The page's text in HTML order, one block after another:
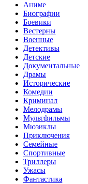
Аниме
Биографии
Боевики
Вестерны
Военные
Детективы
Детские
Документальные
Драмы
Исторические
Комедии
Криминал
Мелодрамы
Мультфильмы
Мюзиклы
Приключения
Семейные
Спортивные
Триллеры
Ужасы
Фантастика